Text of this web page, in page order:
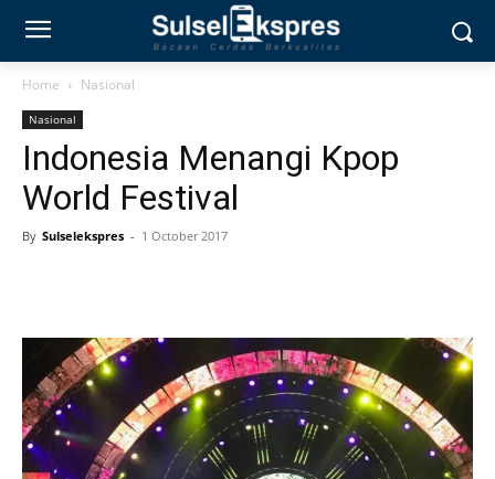
Home Nasional
Nasional
Indonesia Menangi Kpop
World Festival
By Sulselekspres - 1 October 2017